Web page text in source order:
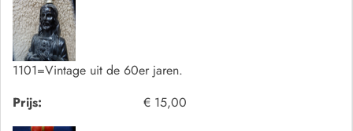
1101=Vintage uit de 60er jaren.
Prijs:
€ 15,00